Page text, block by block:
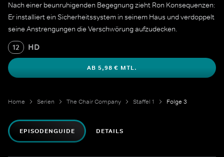
Nach einer beunruhigenden Begegnung zieht Ron Konsequenzen:
Er installiert ein Sicherheitssystem in seinem Haus und verdoppelt
seine Anstrengungen die Verschwörung aufzudecken.
12 HD
AB 5,98 € MTL.
Home Serien The Chair Company Staffel 1 Folge 3
EPISODENGUIDE DETAILS